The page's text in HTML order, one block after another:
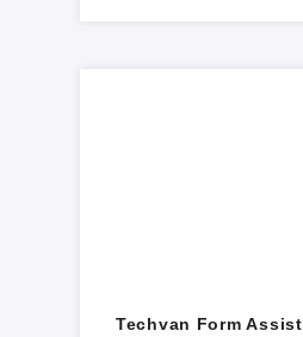
Techvan Form Assist